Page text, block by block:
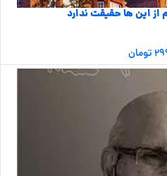
این ها حقیقت ندارد
تومان